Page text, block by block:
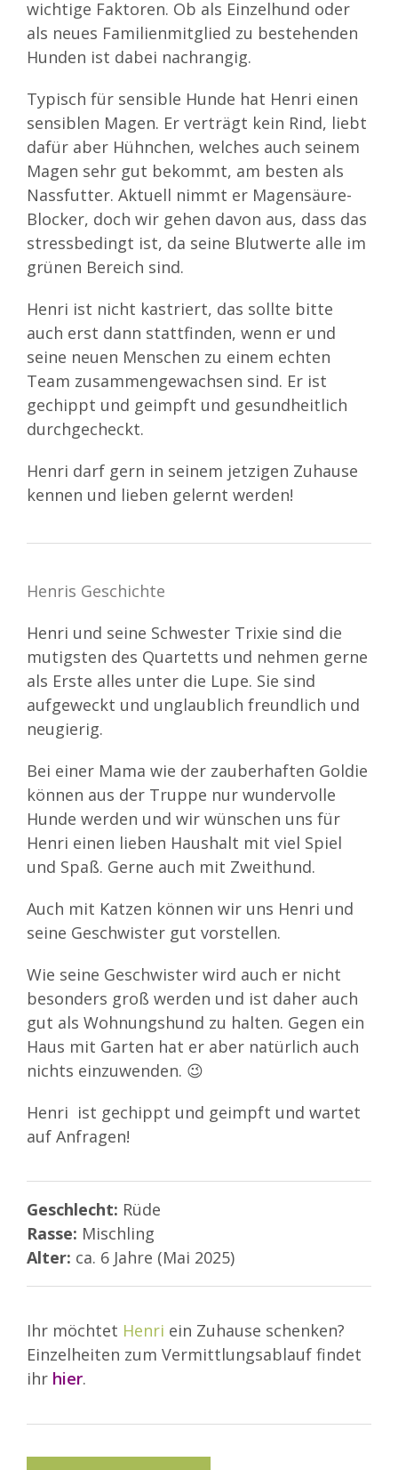
wichtige Faktoren. Ob als Einzelhund oder
als neues Familienmitglied zu bestehenden
Hunden ist dabei nachrangig.
Typisch für sensible Hunde hat Henri einen
sensiblen Magen. Er verträgt kein Rind, liebt
dafür aber Hühnchen, welches auch seinem
Magen sehr gut bekommt, am besten als
Nassfutter. Aktuell nimmt er Magensäure-
Blocker, doch wir gehen davon aus, dass das
stressbedingt ist, da seine Blutwerte alle im
grünen Bereich sind.
Henri ist nicht kastriert, das sollte bitte
auch erst dann stattfinden, wenn er und
seine neuen Menschen zu einem echten
Team zusammengewachsen sind. Er ist
gechippt und geimpft und gesundheitlich
durchgecheckt.
Henri darf gern in seinem jetzigen Zuhause
kennen und lieben gelernt werden!
Henris Geschichte
Henri und seine Schwester Trixie sind die
mutigsten des Quartetts und nehmen gerne
als Erste alles unter die Lupe. Sie sind
aufgeweckt und unglaublich freundlich und
neugierig.
Bei einer Mama wie der zauberhaften Goldie
können aus der Truppe nur wundervolle
Hunde werden und wir wünschen uns für
Henri einen lieben Haushalt mit viel Spiel
und Spaß. Gerne auch mit Zweithund.
Auch mit Katzen können wir uns Henri und
seine Geschwister gut vorstellen.
Wie seine Geschwister wird auch er nicht
besonders groß werden und ist daher auch
gut als Wohnungshund zu halten. Gegen ein
Haus mit Garten hat er aber natürlich auch
nichts einzuwenden. 😉
Henri ist gechippt und geimpft und wartet
auf Anfragen!
Geschlecht: Rüde
Rasse: Mischling
Alter: ca. 6 Jahre (Mai 2025)
Ihr möchtet Henri ein Zuhause schenken?
Einzelheiten zum Vermittlungsablauf findet
ihr hier.